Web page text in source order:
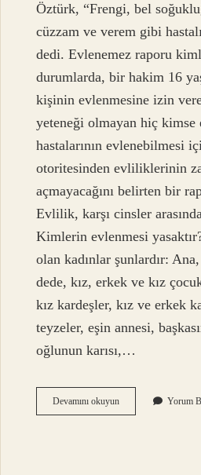
Öztürk, “Frengi, bel
cüzzam ve verem gibi
dedi. Evlenemez raporu
durumlarda, bir hakim 16
kişinin evlenmesine izin
yeteneği olmayan hiç kimse
hastalarının evlenebilmesi
otoritesinden evliliklerinin
açmayacağını belirten bir
Evlilik, karşı cinsler
Kimlerin evlenmesi
olan kadınlar şunlardır:
dede, kız, erkek ve kız
kız kardeşler, kız ve erkek
teyzeler, eşin annesi,
oğlunun karısı,…
Devamını okuyunHangi
Hastalikta
Yorum